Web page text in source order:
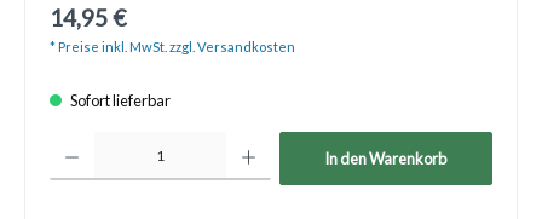
14,95 €
* Preise inkl. MwSt. zzgl. Versandkosten
Sofort lieferbar
In den Warenkorb